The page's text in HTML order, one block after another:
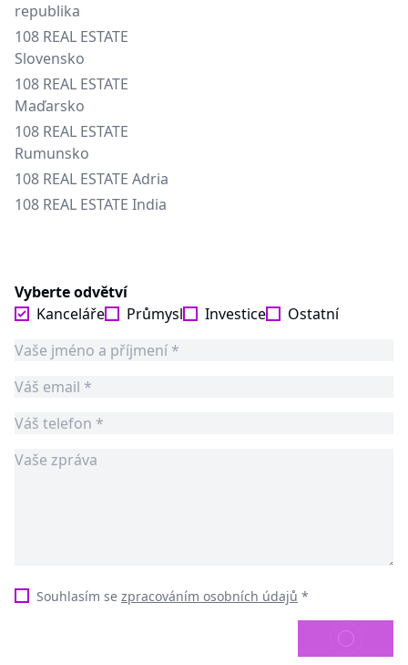
republika
108 REAL ESTATE
Slovensko
108 REAL ESTATE
Maďarsko
108 REAL ESTATE
Rumunsko
108 REAL ESTATE Adria
108 REAL ESTATE India
Vyberte odvětví
Kanceláře
Průmysl Investice Ostatní
Souhlasím se zpracováním osobních údajů *
ODESLAT